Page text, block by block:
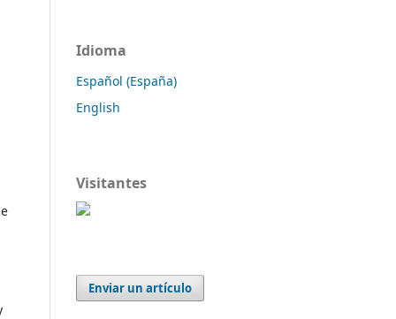
Idioma
Español (España)
English
Visitantes
Enviar un artículo